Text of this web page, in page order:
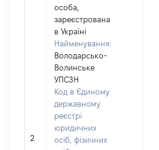
2
особа,
зареєстрована
в Україні
Найменування:
Володарсько-
Волинське
УПСЗН
Код в Єдиному
державному
реєстрі
юридичних
осіб, фізичних